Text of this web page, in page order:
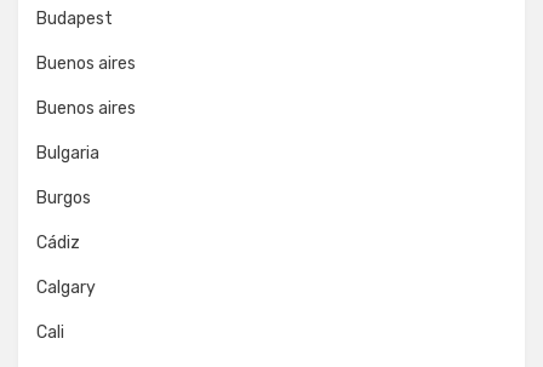
Budapest
Buenos aires
Buenos aires
Bulgaria
Burgos
Cádiz
Calgary
Cali